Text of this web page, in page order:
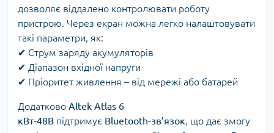
дозволяє віддалено контролювати роботу
пристрою. Через екран можна легко налаштовувати
такі параметри, як:
✔ Струм заряду акумуляторів
✔ Діапазон вхідної напруги
✔ Пріоритет живлення – від мережі або батарей
Додатково Altek Atlas 6
кВт-48В підтримує Bluetooth-зв’язок , що дає змогу